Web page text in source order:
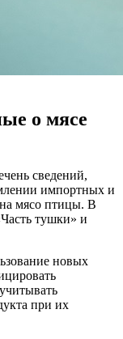
о мясе
сведений,
импортных и
мясо птицы. В
тушки» и
новых
при их